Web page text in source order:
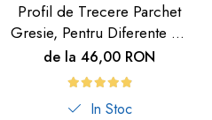
Profil de Trecere Parchet
Gresie, Pentru Diferente de
Nivel, Autoadeziv, Culoare
Lemn Deschis, 90cm
de la 46,00 RON
In Stoc